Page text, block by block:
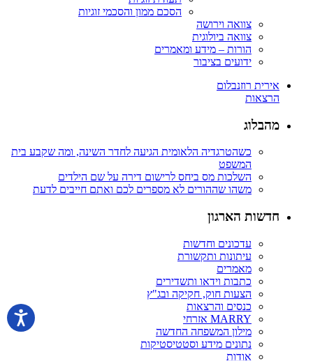
הסכם ממון והסכמי זוגיות
צוואה וירושה
צוואה ביולוגית
הורות – מידע ומאמרים
ידועים בציבור
אירית רוזנבלום
הרצאות
מהבלוג
כשהטרגדיה הלאומית הגיעה לחדר השינה, ומה שקבע בית
המשפט
השלכות מס ביחס לרישום דירה על שם הילדים
משהו שההורים לא מספרים לכם ואתם חייבים לדעת
חדשות הארגון
עדכונים וחדשות
עיתונות ותקשורת
מאמרים
כתבות וידאו ותשדירים
הצעות חוק, חקיקה ובג"ץ
כנסים והרצאות
MARRY אזרחי
מילון המשפחה החדשה
נתונים מידע וסטטיסטיקות
אודות